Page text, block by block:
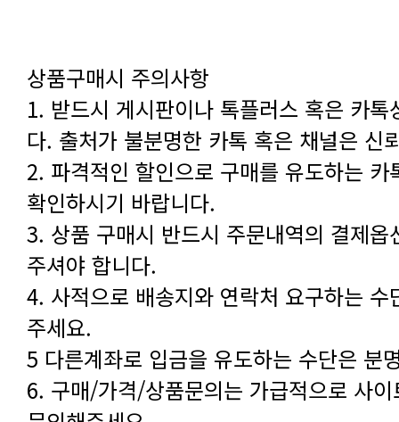
상품구매시 주의사항
다. 출처가 불분명한 카톡 혹은 채널은 신
확인하시기 바랍니다.
주셔야 합니다.
주세요.
5 다른계좌로 입금을 유도하는 수단은 분